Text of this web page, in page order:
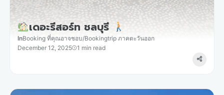
เดอะรีสอร์ท ชลบุรี
InBooking ที่คุณอาจชอบ/Bookingtrip ภาคตะวันออก
December 12, 2025
1 min read